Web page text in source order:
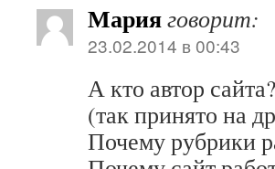
Марияговорит:
23.02.2014 в 00:43
А кто автор
(так принято на
Почему рубрики